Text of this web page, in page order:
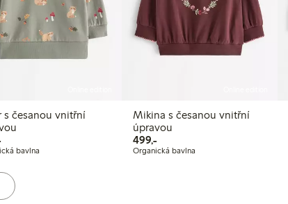
s česanou vnitřní
449,00 Kč
bavlna
Mikina s česanou vnitřní
úpravou
499,-499,00 Kč
Organická bavlna